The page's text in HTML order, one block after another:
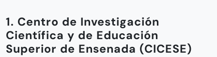
1. Centro de Investigación
Científica y de Educación
Superior de Ensenada (CICESE)